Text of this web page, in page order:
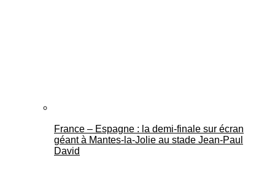
France – Espagne : la demi-finale sur écran
géant à Mantes-la-Jolie au stade Jean-Paul
David